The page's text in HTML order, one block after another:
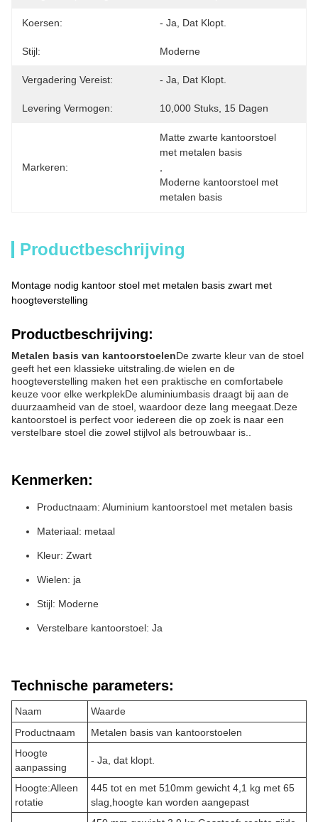
Koersen: - Ja, Dat Klopt.
Stijl: Moderne
Vergadering Vereist: - Ja, Dat Klopt.
Levering Vermogen: 10,000 Stuks, 15 Dagen
Markeren:
Matte zwarte kantoorstoel
met metalen basis
Moderne kantoorstoel met
metalen basis
Productbeschrijving
Montage nodig kantoor stoel met metalen basis zwart met
hoogteverstelling
Productbeschrijving:
Metalen basis van kantoorstoelenDe zwarte kleur van de stoel
geeft het een klassieke uitstraling.de wielen en de
hoogteverstelling maken het een praktische en comfortabele
keuze voor elke werkplekDe aluminiumbasis draagt bij aan de
duurzaamheid van de stoel, waardoor deze lang meegaat.Deze
kantoorstoel is perfect voor iedereen die op zoek is naar een
verstelbare stoel die zowel stijlvol als betrouwbaar is..
Kenmerken:
Productnaam: Aluminium kantoorstoel met metalen basis
Materiaal: metaal
Kleur: Zwart
Wielen: ja
Stijl: Moderne
Verstelbare kantoorstoel: Ja
Technische parameters:
Naam
Waarde
Productnaam
Metalen basis van kantoorstoelen
Hoogte
aanpassing
- Ja, dat klopt.
Hoogte:Alleen
rotatie
445 tot en met 510mm gewicht 4,1 kg met 65
slag,hoogte kan worden aangepast